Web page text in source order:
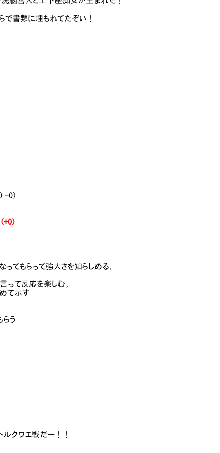
埋もれてたぞい！
-0)
(+0)
てもらって強大さを知らしめる。
って反応を楽しむ。
て示す
う
エ戦だー！！